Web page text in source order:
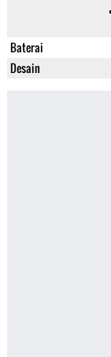
Baterai
Desain